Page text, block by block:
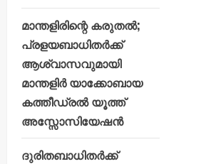
മാന്തളിരിന്റെ കരുതൽ;
പ്രളയബാധിതർക്ക്
ആശ്വാസവുമായി
മാന്തളിർ യാക്കോബായ
കത്തീഡ്രൽ യൂത്ത്
അസ്സോസിയേഷൻ
ദുരിതബാധിതർക്ക്